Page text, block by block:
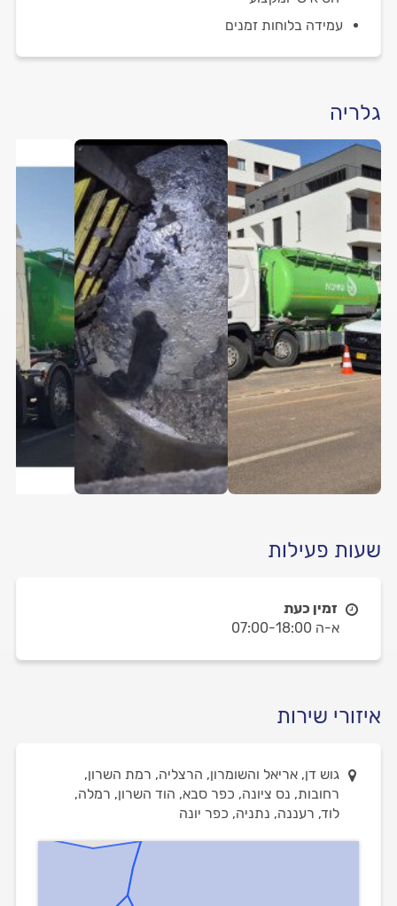
עמידה בלוחות זמנים
גלריה
שעות פעילות
זמין כעת
א-ה 07:00-18:00
איזורי שירות
גוש דן, אריאל והשומרון, הרצליה, רמת השרון,
רחובות, נס ציונה, כפר סבא, הוד השרון, רמלה,
לוד, רעננה, נתניה, כפר יונה